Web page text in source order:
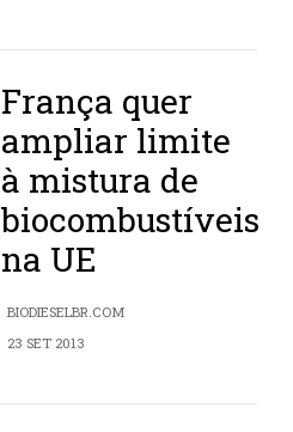
França quer
ampliar limite
à mistura de
biocombustíveis
na UE
BIODIESELBR.COM
23 SET 2013